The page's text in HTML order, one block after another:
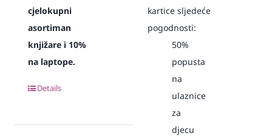
cjelokupni
asortiman
knjižare i 10%
na laptope.
Details
kartice sljedeće
pogodnosti:
50%
popusta
na
ulaznice
za
djecu